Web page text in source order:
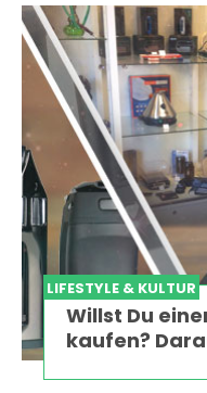
LIFESTYLE & KULTUR
Willst Du
kaufen?